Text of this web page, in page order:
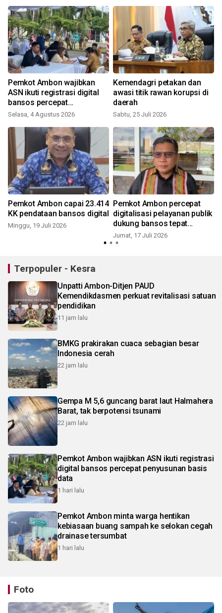
Pemkot Ambon wajibkan
ASN ikuti registrasi digital
bansos percepat
penyusunan basis data
Selasa, 4 Agustus 2026
Kemendagri petakan dan
awasi titik rawan korupsi di
daerah
Sabtu, 25 Juli 2026
Pemkot Ambon capai 23.414
KK pendataan bansos digital
Minggu, 19 Juli 2026
Pemkot Ambon percepat
digitalisasi pelayanan publik
dukung bansos tepat
sasaran
Jumat, 17 Juli 2026
Terpopuler - Kesra
Unpatti Ambon-Ditjen PAUD
Kemendikdasmen perkuat revitalisasi satuan
pendidikan
11 jam lalu
BMKG prakirakan cuaca sebagian besar
Indonesia cerah
22 jam lalu
Gempa M 5,6 guncang barat laut Halmahera
Barat, tak berpotensi tsunami
22 jam lalu
Pemkot Ambon wajibkan ASN ikuti registrasi
digital bansos percepat penyusunan basis
data
1 hari lalu
Pemkot Ambon minta warga hentikan
kebiasaan buang sampah ke selokan cegah
drainase tersumbat
1 hari lalu
Foto